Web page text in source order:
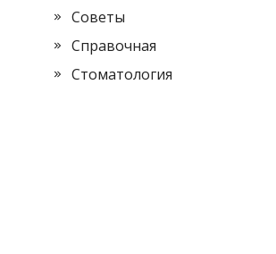
Советы
Справочная
Стоматология